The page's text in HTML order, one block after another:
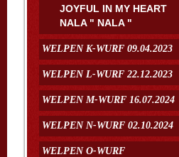
JOYFUL IN MY HEART
NALA " NALA "
WELPEN K-WURF 09.04.2023
WELPEN L-WURF 22.12.2023
WELPEN M-WURF 16.07.2024
WELPEN N-WURF 02.10.2024
WELPEN O-WURF